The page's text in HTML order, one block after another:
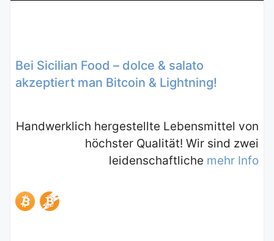
Bei Sicilian Food – dolce & salato
akzeptiert man Bitcoin & Lightning!
Handwerklich hergestellte Lebensmittel von
höchster Qualität! Wir sind zwei
leidenschaftliche mehr Info